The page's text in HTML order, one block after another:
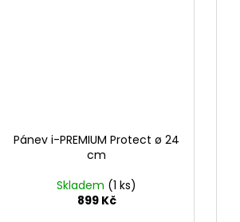
Pánev i-PREMIUM Protect ø 24
cm
Skladem (1 ks)
899 Kč